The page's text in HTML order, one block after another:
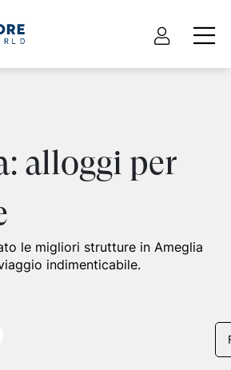
alloggi per
le migliori strutture in Ameglia
indimenticabile.